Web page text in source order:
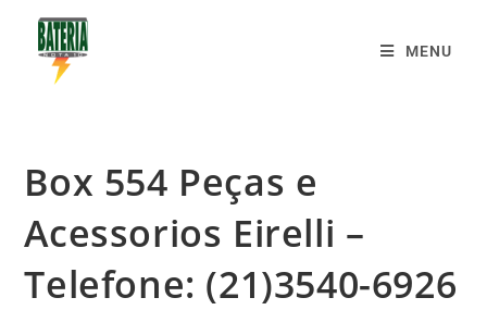
MENU
Box 554 Peças e
Acessorios Eirelli –
Telefone: (21)3540-6926